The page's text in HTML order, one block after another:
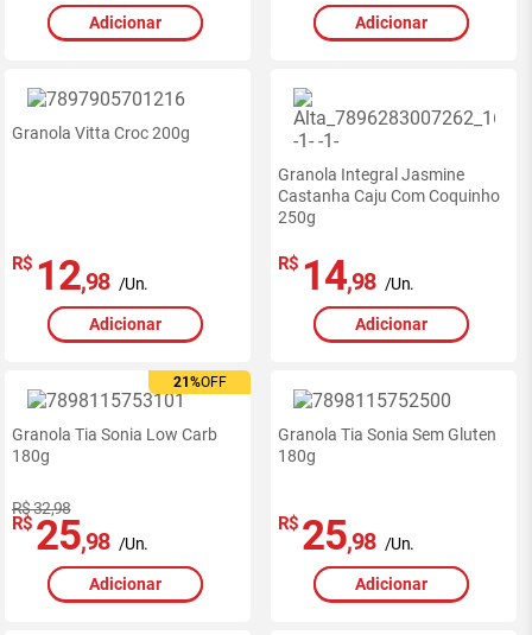
Adicionar Adicionar
Granola Vitta Croc 200g
R$ 12,98 /Un.
Adicionar
Granola Integral Jasmine
Castanha Caju Com Coquinho
250g
R$ 14,98 /Un.
Adicionar
21%OFF
Granola Tia Sonia Low Carb
180g
R$ 32,98
R$ 25,98 /Un.
Adicionar
Granola Tia Sonia Sem Gluten
180g
R$ 25,98 /Un.
Adicionar